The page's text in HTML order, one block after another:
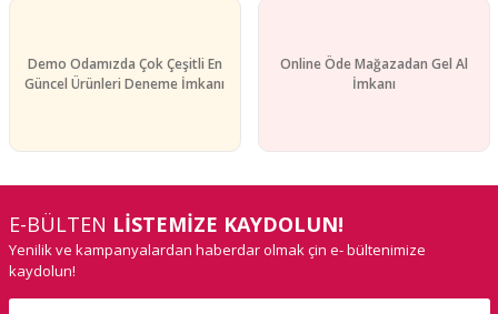
Demo Odamızda Çok Çeşitli En
Güncel Ürünleri Deneme İmkanı
Online Öde Mağazadan Gel Al
İmkanı
E-BÜLTEN LİSTEMİZE KAYDOLUN!
Yenilik ve kampanyalardan haberdar olmak çin e- bültenimize
kaydolun!